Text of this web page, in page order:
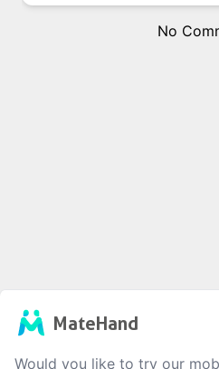
No
MateHand
Would you like to try our